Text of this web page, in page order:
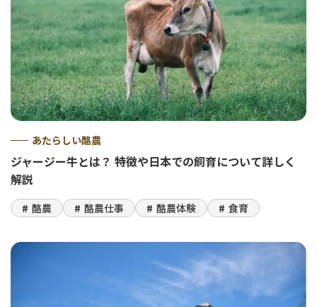
あたらしい酪農
ジャージー牛とは？ 特徴や日本での飼育について詳しく
解説
酪農 酪農仕事 酪農体験 食育